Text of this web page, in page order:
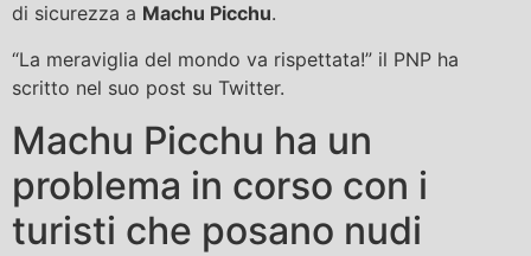
di sicurezza a Machu Picchu.
“La meraviglia del mondo va rispettata!” il PNP ha
scritto nel suo post su Twitter.
Machu Picchu ha un
problema in corso con i
turisti che posano nudi